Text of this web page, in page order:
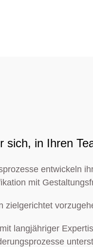
in Ihren
entwickeln
mit
langjähriger